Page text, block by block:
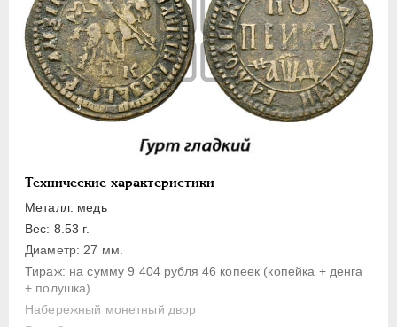
Технические характеристики
Металл: медь
Вес: 8.53 г.
Диаметр: 27 мм.
Тираж: на сумму 9 404 рубля 46 копеек (копейка + денга
+ полушка)
Набережный монетный двор
Полполушки
Пробные
Для Речи Посполитой
Монетовидные жетоны
1727-1729
АННА ИОАННОВНА 1730-1740
ИОАНН АНТОНОВИЧ
ЕЛИЗАВЕТА
ПЕТР III 1762-1762
ЕКАТЕРИНА II 1762-1796
ПАВЕЛ I
1796-1801